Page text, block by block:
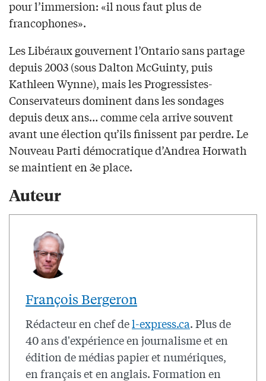
pour l’immersion: «il nous faut plus de
francophones».
Les Libéraux gouvernent l’Ontario sans partage
depuis 2003 (sous Dalton McGuinty, puis
Kathleen Wynne), mais les Progressistes-
Conservateurs dominent dans les sondages
depuis deux ans… comme cela arrive souvent
avant une élection qu’ils finissent par perdre. Le
Nouveau Parti démocratique d’Andrea Horwath
se maintient en 3e place.
Auteur
François Bergeron
Rédacteur en chef del-express.ca. Plus de
40 ans d'expérience en journalisme et en
édition de médias papier et numériques,
en français et en anglais. Formation en